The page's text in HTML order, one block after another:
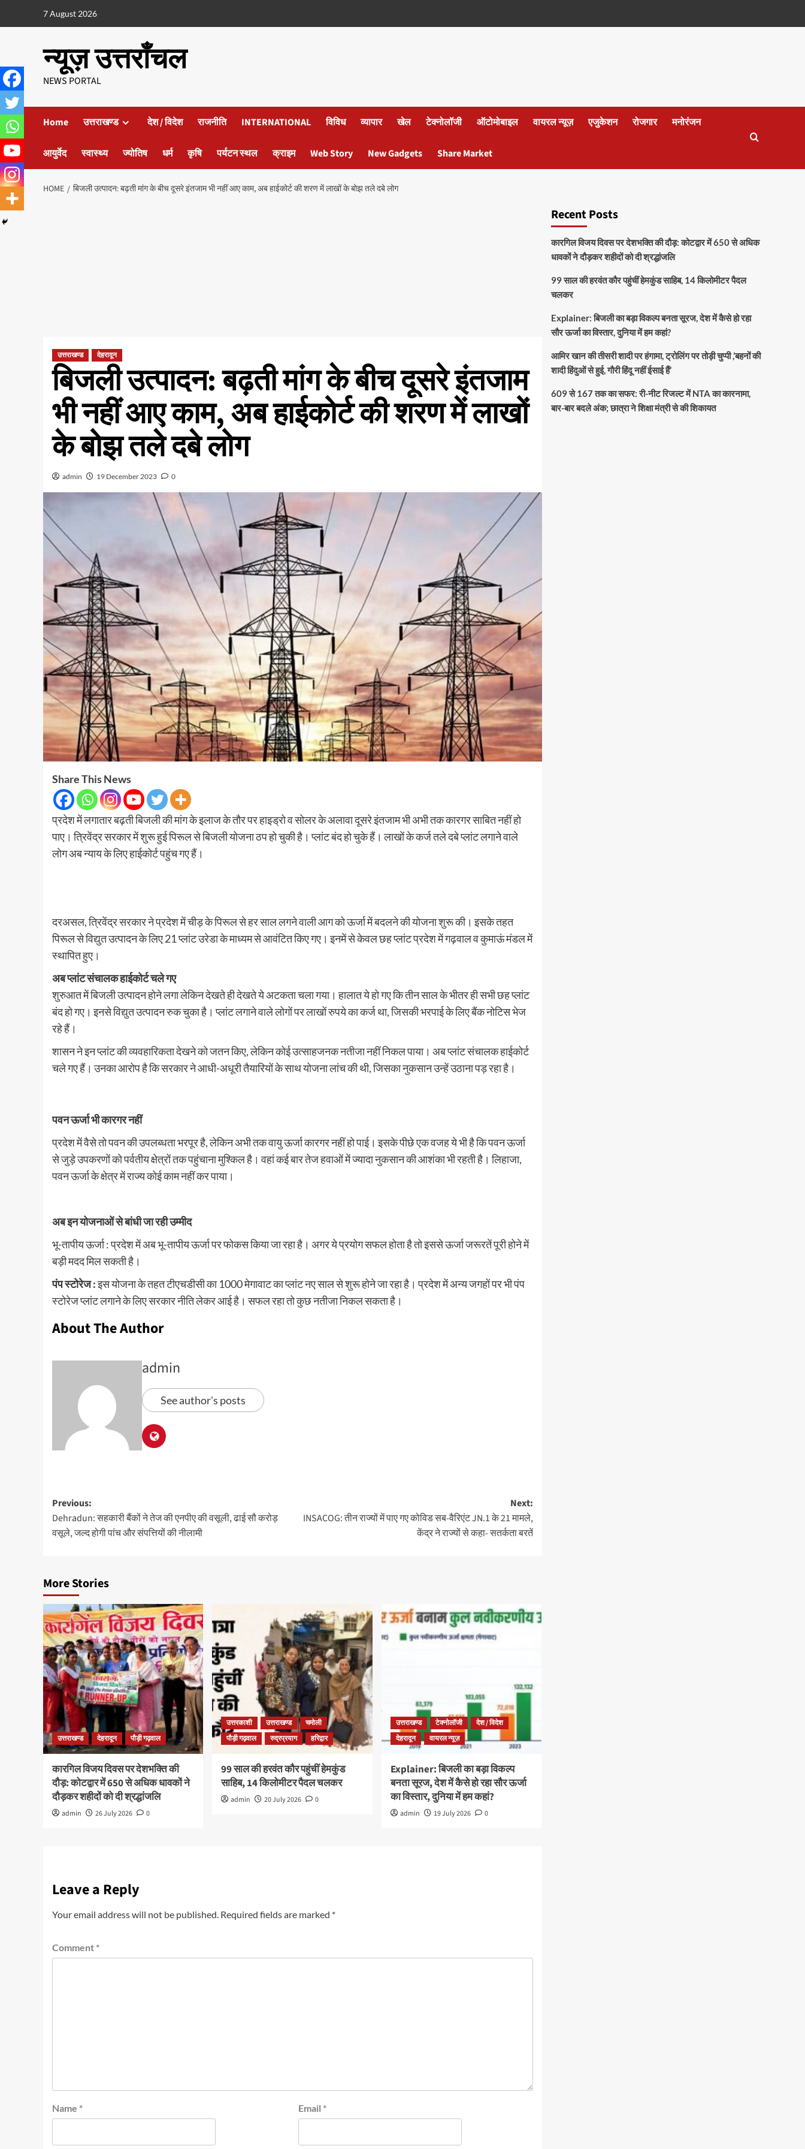
7 August 2026
न्यूज़ उत्तराँचल
NEWS PORTAL
Home उत्तराखण्ड देश / विदेश राजनीति INTERNATIONAL विविध व्यापार खेल टेक्नोलॉजी ऑटोमोबाइल वायरल न्यूज़ एजुकेशन रोजगार मनोरंजन
आयुर्वेद स्वास्थ्य ज्योतिष धर्म कृषि पर्यटन स्थल क्राइम Web Story New Gadgets Share Market
HOME बिजली उत्पादन: बढ़ती मांग के बीच दूसरे इंतजाम भी नहीं आए काम, अब हाईकोर्ट की शरण में लाखों के बोझ तले दबे लोग
उत्तराखण्ड देहरादून
बिजली उत्पादन: बढ़ती मांग के बीच दूसरे इंतजाम
भी नहीं आए काम, अब हाईकोर्ट की शरण में लाखों
के बोझ तले दबे लोग
admin 19 December 2023 0
Share This News
प्रदेश में लगातार बढ़ती बिजली की मांग के इलाज के तौर पर हाइड्रो व सोलर के अलावा दूसरे इंतजाम भी अभी तक कारगर साबित नहीं हो
पाए। त्रिवेंद्र सरकार में शुरू हुई पिरूल से बिजली योजना ठप हो चुकी है। प्लांट बंद हो चुके हैं। लाखों के कर्ज तले दबे प्लांट लगाने वाले
लोग अब न्याय के लिए हाईकोर्ट पहुंच गए हैं।
दरअसल, त्रिवेंद्र सरकार ने प्रदेश में चीड़ के पिरूल से हर साल लगने वाली आग को ऊर्जा में बदलने की योजना शुरू की। इसके तहत
पिरूल से विद्युत उत्पादन के लिए 21 प्लांट उरेडा के माध्यम से आवंटित किए गए। इनमें से केवल छह प्लांट प्रदेश में गढ़वाल व कुमाऊं मंडल में
स्थापित हुए।
अब प्लांट संचालक हाईकोर्ट चले गए
शुरुआत में बिजली उत्पादन होने लगा लेकिन देखते ही देखते ये अटकता चला गया। हालात ये हो गए कि तीन साल के भीतर ही सभी छह प्लांट
बंद हो गए। इनसे विद्युत उत्पादन रुक चुका है। प्लांट लगाने वाले लोगों पर लाखों रुपये का कर्ज था, जिसकी भरपाई के लिए बैंक नोटिस भेज
रहे हैं।
शासन ने इन प्लांट की व्यवहारिकता देखने को जतन किए, लेकिन कोई उत्साहजनक नतीजा नहीं निकल पाया। अब प्लांट संचालक हाईकोर्ट
चले गए हैं। उनका आरोप है कि सरकार ने आधी-अधूरी तैयारियों के साथ योजना लांच की थी, जिसका नुकसान उन्हें उठाना पड़ रहा है।
पवन ऊर्जा भी कारगर नहीं
प्रदेश में वैसे तो पवन की उपलब्धता भरपूर है, लेकिन अभी तक वायु ऊर्जा कारगर नहीं हो पाई। इसके पीछे एक वजह ये भी है कि पवन ऊर्जा
से जुड़े उपकरणों को पर्वतीय क्षेत्रों तक पहुंचाना मुश्किल है। वहां कई बार तेज हवाओं में ज्यादा नुकसान की आशंका भी रहती है। लिहाजा,
पवन ऊर्जा के क्षेत्र में राज्य कोई काम नहीं कर पाया।
अब इन योजनाओं से बांधी जा रही उम्मीद
भू-तापीय ऊर्जा : प्रदेश में अब भू-तापीय ऊर्जा पर फोकस किया जा रहा है। अगर ये प्रयोग सफल होता है तो इससे ऊर्जा जरूरतें पूरी होने में
बड़ी मदद मिल सकती है।
पंप स्टोरेज :इस योजना के तहत टीएचडीसी का 1000 मेगावाट का प्लांट नए साल से शुरू होने जा रहा है। प्रदेश में अन्य जगहों पर भी पंप
स्टोरेज प्लांट लगाने के लिए सरकार नीति लेकर आई है। सफल रहा तो कुछ नतीजा निकल सकता है।
About The Author
admin
See author's posts
Previous:
Dehradun: सहकारी बैंकों ने तेज की एनपीए की वसूली, ढाई सौ करोड़
वसूले, जल्द होगी पांच और संपत्तियों की नीलामी
Next:
INSACOG: तीन राज्यों में पाए गए कोविड सब-वैरिएंट JN.1 के 21 मामले,
केंद्र ने राज्यों से कहा- सतर्कता बरतें
More Stories
उत्तराखण्ड देहरादून पौड़ी गढ़वाल
कारगिल विजय दिवस पर देशभक्ति की
दौड़: कोटद्वार में 650 से अधिक धावकों ने
दौड़कर शहीदों को दी श्रद्धांजलि
admin 26 July 2026 0
उत्तरकाशी उत्तराखण्ड
चमोली
पौड़ी गढ़वाल
रुद्रप्रयाग हरिद्वार
99 साल की हरवंत कौर पहुंचीं हेमकुंड
साहिब, 14 किलोमीटर पैदल चलकर
admin 20 July 2026 0
उत्तराखण्ड टेक्नोलॉजी
देश / विदेश
देहरादून
वायरल न्यूज़
Explainer: बिजली का बड़ा विकल्प
बनता सूरज, देश में कैसे हो रहा सौर ऊर्जा
का विस्तार, दुनिया में हम कहां?
admin 19 July 2026 0
Leave a Reply
Your email address will not be published. Required fields are marked *
Comment *
Name * Email *
Recent Posts
कारगिल विजय दिवस पर देशभक्ति की दौड़: कोटद्वार में 650 से अधिक
धावकों ने दौड़कर शहीदों को दी श्रद्धांजलि
99 साल की हरवंत कौर पहुंचीं हेमकुंड साहिब, 14 किलोमीटर पैदल
चलकर
Explainer: बिजली का बड़ा विकल्प बनता सूरज, देश में कैसे हो रहा
सौर ऊर्जा का विस्तार, दुनिया में हम कहां?
आमिर खान की तीसरी शादी पर हंगामा, ट्रोलिंग पर तोड़ी चुप्पी ,’बहनों की
शादी हिंदुओं से हुई, गौरी हिंदू नहीं ईसाई हैं’
609 से 167 तक का सफर: री-नीट रिजल्ट में NTA का कारनामा,
बार-बार बदले अंक; छात्रा ने शिक्षा मंत्री से की शिकायत